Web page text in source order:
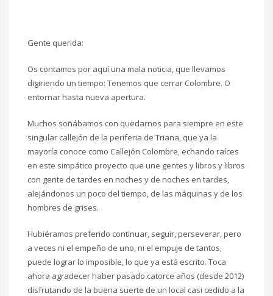
Gente querida:
Os contamos por aquí una mala noticia, que llevamos
digiriendo un tiempo: Tenemos que cerrar Colombre. O
entornar hasta nueva apertura.
Muchos soñábamos con quedarnos para siempre en este
singular callejón de la periferia de Triana, que ya la
mayoría conoce como Callejón Colombre, echando raíces
en este simpático proyecto que une gentes y libros y libros
con gente de tardes en noches y de noches en tardes,
alejándonos un poco del tiempo, de las máquinas y de los
hombres de grises.
Hubiéramos preferido continuar, seguir, perseverar, pero
a veces ni el empeño de uno, ni el empuje de tantos,
puede lograr lo imposible, lo que ya está escrito. Toca
ahora agradecer haber pasado catorce años (desde 2012)
disfrutando de la buena suerte de un local casi cedido a la